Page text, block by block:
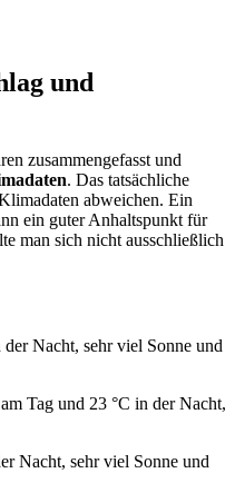
und
zusammengefasst und
. Das tatsächliche
abweichen. Ein
ein guter Anhaltspunkt für
man sich nicht ausschließlich
Nacht, sehr viel Sonne und
Tag und 23 °C in der Nacht,
Nacht, sehr viel Sonne und